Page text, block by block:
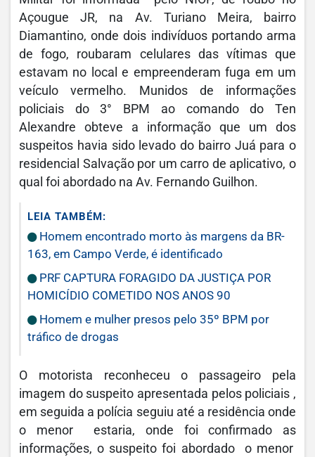
Açougue JR, na Av. Turiano Meira, bairro
Diamantino, onde dois indivíduos portando arma
de fogo, roubaram celulares das vítimas que
estavam no local e empreenderam fuga em um
veículo vermelho. Munidos de informações
policiais do 3° BPM ao comando do Ten
Alexandre obteve a informação que um dos
suspeitos havia sido levado do bairro Juá para o
residencial Salvação por um carro de aplicativo, o
qual foi abordado na Av. Fernando Guilhon.
LEIA TAMBÉM:
Homem encontrado morto às margens da BR-
163, em Campo Verde, é identificado
PRF CAPTURA FORAGIDO DA JUSTIÇA POR
HOMICÍDIO COMETIDO NOS ANOS 90
Homem e mulher presos pelo 35º BPM por
tráfico de drogas
O motorista reconheceu o passageiro pela
imagem do suspeito apresentada pelos policiais ,
em seguida a polícia seguiu até a residência onde
o menor estaria, onde foi confirmado as
informações, o suspeito foi abordado o menor